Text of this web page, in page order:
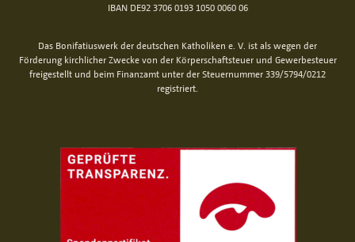
IBAN DE92 3706 0193 1050 0060 06
Das Bonifatiuswerk der deutschen Katholiken e. V. ist als wegen der
Förderung kirchlicher Zwecke von der Körperschaftsteuer und Gewerbesteuer
freigestellt und beim Finanzamt unter der Steuernummer 339/5794/0212
registriert.